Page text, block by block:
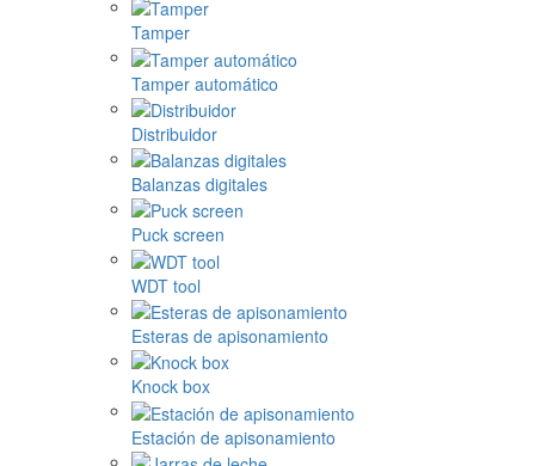
Tamper
Tamper automático
Distribuidor
Balanzas digitales
Puck screen
WDT tool
Esteras de apisonamiento
Knock box
Estación de apisonamiento